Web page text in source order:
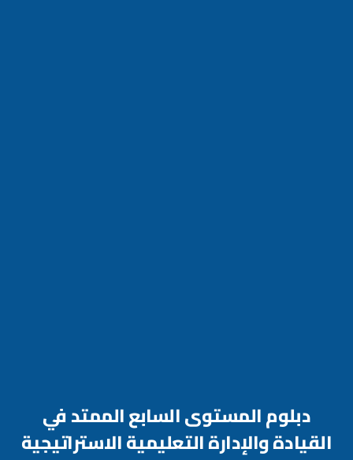
دبلوم المستوى السابع الممتد في
القيادة والإدارة التعليمية الاستراتيجية